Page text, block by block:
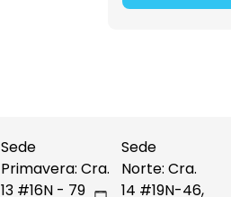
Sede
Primavera: Cra.
13 #16N - 79
Sede
Norte: Cra.
14 #19N-46,